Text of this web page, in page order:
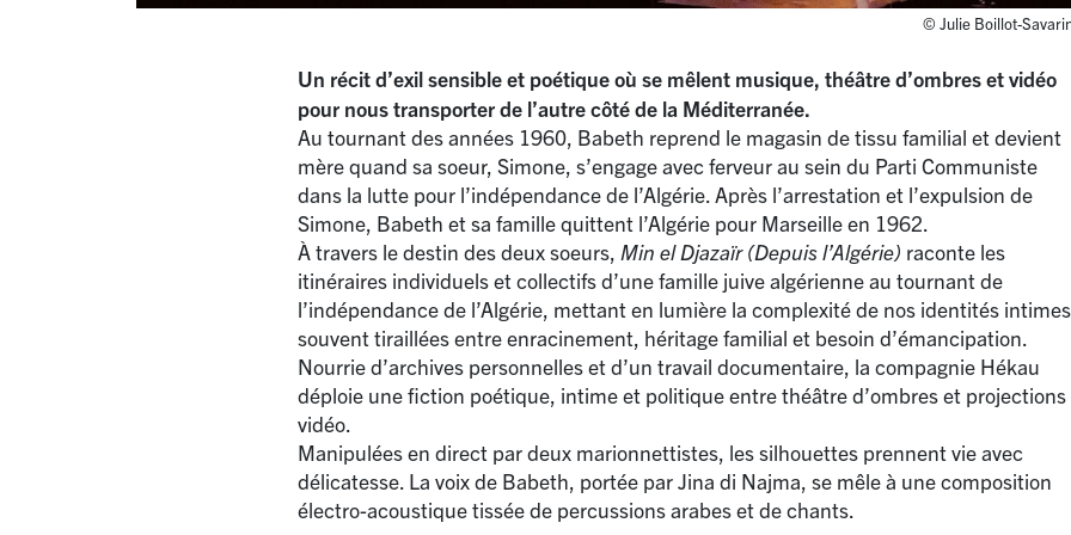
© Julie Boillot-
Un récit d’exil sensible et poétique où se mêlent musique, théâtre d’ombres et vidéo
pour nous transporter de l’autre côté de la Méditerranée.
Au tournant des années 1960, Babeth reprend le magasin de tissu familial et devient
mère quand sa soeur, Simone, s’engage avec ferveur au sein du Parti Communiste
dans la lutte pour l’indépendance de l’Algérie. Après l’arrestation et l’expulsion de
Simone, Babeth et sa famille quittent l’Algérie pour Marseille en 1962.
À travers le destin des deux soeurs, Min el Djazaïr (Depuis l’Algérie) raconte les
itinéraires individuels et collectifs d’une famille juive algérienne au tournant de
l’indépendance de l’Algérie, mettant en lumière la complexité de nos identités intimes
souvent tiraillées entre enracinement, héritage familial et besoin d’émancipation.
Nourrie d’archives personnelles et d’un travail documentaire, la compagnie Hékau
déploie une fiction poétique, intime et politique entre théâtre d’ombres et projections
vidéo.
Manipulées en direct par deux marionnettistes, les silhouettes prennent vie avec
délicatesse. La voix de Babeth, portée par Jina di Najma, se mêle à une composition
électro-acoustique tissée de percussions arabes et de chants.